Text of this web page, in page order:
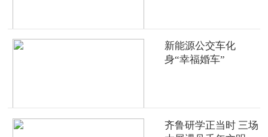
新能源公交车化
身“幸福婚车”
齐鲁研学正当时 三场